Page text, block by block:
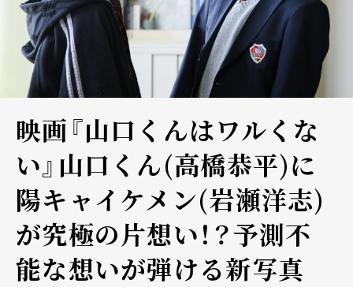
映画『山口くんはワルくな
い』山口くん(高橋恭平)に
陽キャイケメン(岩瀬洋志)
が究極の片想い！？予測不
能な想いが弾ける新写真